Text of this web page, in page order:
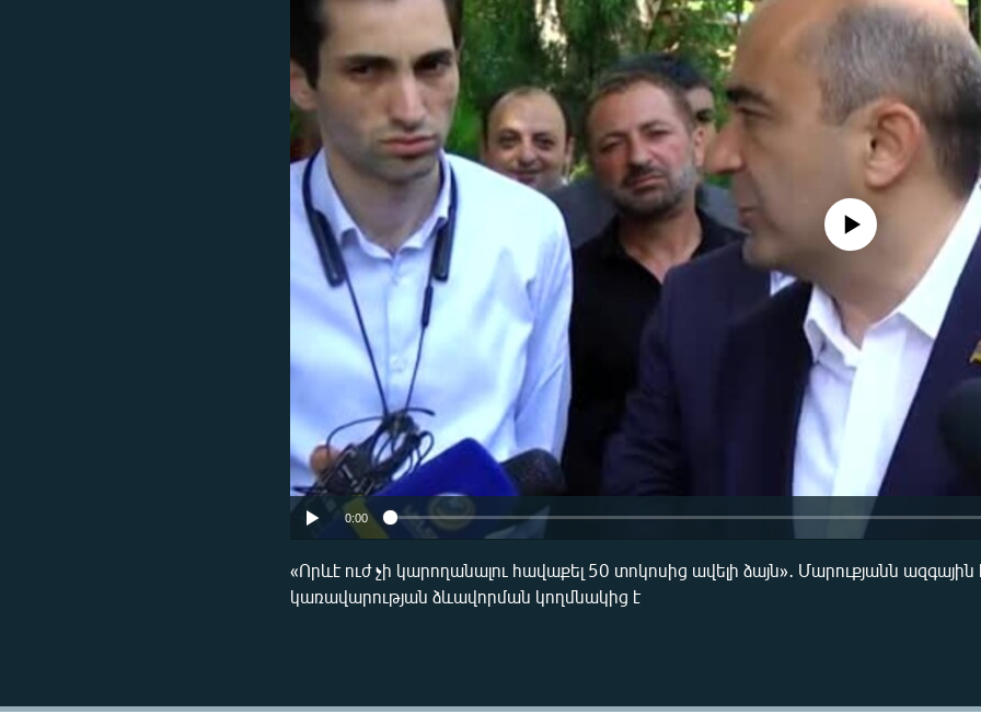
No media source currently
0:00
«Որևէ ուժ չի կարողանալու հավաքել 50 տոկոսից ավելի ձայն»․ Մարուքյանն
կառավարության ձևավորման կողմնակից է